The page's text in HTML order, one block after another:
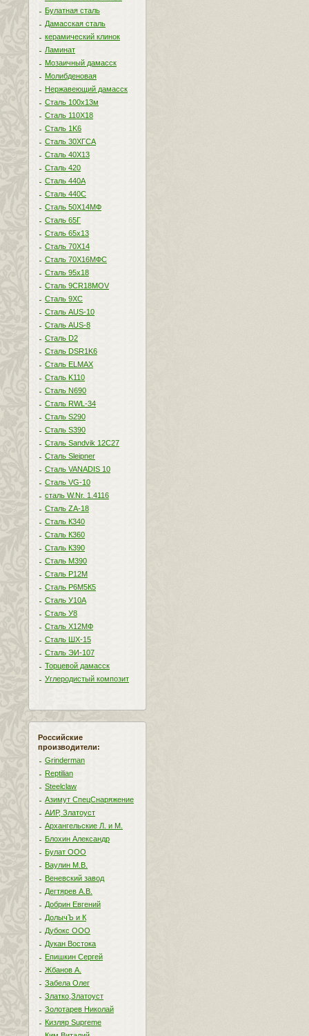
Булатная сталь
Дамасская сталь
керамический клинок
Ламинат
Мозаичный дамасск
Молибденовая
Нержавеющий дамасск
Сталь 100х13м
Сталь 110Х18
Сталь 1K6
Сталь 30ХГСА
Сталь 40Х13
Сталь 420
Сталь 440A
Сталь 440С
Сталь 50Х14МФ
Сталь 65Г
Сталь 65х13
Сталь 70Х14
Сталь 70Х16МФС
Сталь 95х18
Сталь 9CR18MOV
Сталь 9ХС
Сталь AUS-10
Сталь AUS-8
Сталь D2
Сталь DSR1K6
Сталь ELMAX
Сталь K110
Сталь N690
Сталь RWL-34
Сталь S290
Сталь S390
Сталь Sandvik 12C27
Сталь Sleipner
Сталь VANADIS 10
Сталь VG-10
сталь W.Nr. 1.4116
Сталь ZA-18
Сталь К340
Сталь К360
Сталь К390
Сталь М390
Сталь Р12М
Сталь Р6М5К5
Сталь У10А
Сталь У8
Сталь Х12МФ
Сталь ШХ-15
Сталь ЭИ-107
Торцевой дамасск
Углеродистый композит
Российские
производители:
Grinderman
Reptilian
Steelclaw
Азимут СпецСнаряжение
АИР, Златоуст
Архангельские Л. и М.
Блохин Александр
Булат ООО
Ваулин М.В.
Веневский завод
Дегтярев А.В.
Добрин Евгений
ДолычЪ и К
Дубокс ООО
Дукан Востока
Епишкин Сергей
Жбанов А.
Забела Олег
Златко,Златоуст
Золотарев Николай
Кизляр Supreme